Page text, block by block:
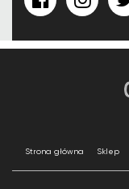
Strona główna Sklep